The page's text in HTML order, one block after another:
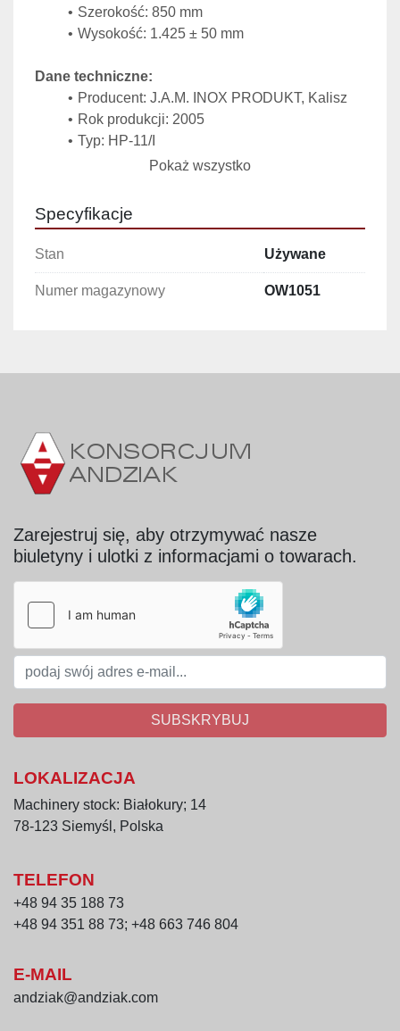
Szerokość: 850 mm
Wysokość: 1.425 ± 50 mm
Dane techniczne:
Producent: J.A.M. INOX PRODUKT, Kalisz
Rok produkcji: 2005
Typ: HP-11/I
Moc silnika tarczy plastrującej: 3 kW – 2.895
Moc silników taśm (2 szt.): 0,37 kW – 1.420
obr/min
Moc silnika taśmy docisku: 0,37 kW – 1.370
obr/min
Średnica wkładanego produktu: Ø30–Ø60
Waga: 250 kg
Precyzyjne i równomierne plastry
Wysoka wydajność do 2,5 t/h
Konstrukcja zgodna z wymogami higieny i
Pokaż wszystko
Specyfikacje
Stan Używane
Numer magazynowy OW1051
Zarejestruj się, aby otrzymywać nasze
biuletyny i ulotki z informacjami o towarach.
SUBSKRYBUJ
LOKALIZACJA
Machinery stock: Białokury; 14
78-123 Siemyśl, Polska
TELEFON
+48 94 35 188 73
+48 94 351 88 73; +48 663 746 804
E-MAIL
andziak@andziak.com